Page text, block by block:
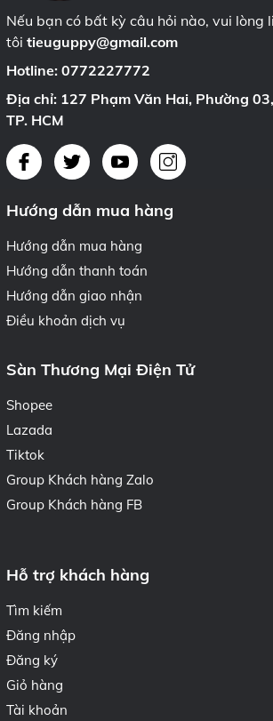
Nếu bạn có bất kỳ câu hỏi nào, vui lòng
tôi tieuguppy@gmail.com
Hotline: 0772227772
Địa chỉ: 127 Phạm Văn Hai, Phường
TP. HCM
Hướng dẫn mua hàng
Hướng dẫn mua hàng
Hướng dẫn thanh toán
Hướng dẫn giao nhận
Điều khoản dịch vụ
Sàn Thương Mại Điện Tử
Shopee
Lazada
Tiktok
Group Khách hàng Zalo
Group Khách hàng FB
Hỗ trợ khách hàng
Tìm kiếm
Đăng nhập
Đăng ký
Giỏ hàng
Tài khoản